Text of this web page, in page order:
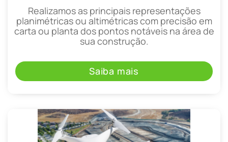
Realizamos as principais representações
planimétricas ou altimétricas com precisão em
carta ou planta dos pontos notáveis na área de
sua construção.
Saiba mais